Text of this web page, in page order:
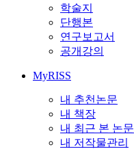
학술지
단행본
연구보고서
공개강의
MyRISS
내 추천논문
내 책장
내 최근 본 논문
내 저작물관리